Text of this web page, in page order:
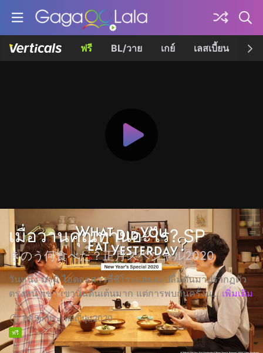
ฟรี BL/วาย เกย์ เลสเบี้ยน เค
เมื่อวานคุณทานอะไร? SP
きのう何食べた？正月スペシャル2020
วันหนึ่ง มามิ ไอดอลสาวที่ชิโระแสนจะปลื้มดันมาปรากฏตัว
ตรงหน้าเขา เขานั้นตื่นเต้นมาก แต่การพบกันครั้งน... เพิ่มเติม
1h15mประเทศญี่ปุ่น2020
ฟรี